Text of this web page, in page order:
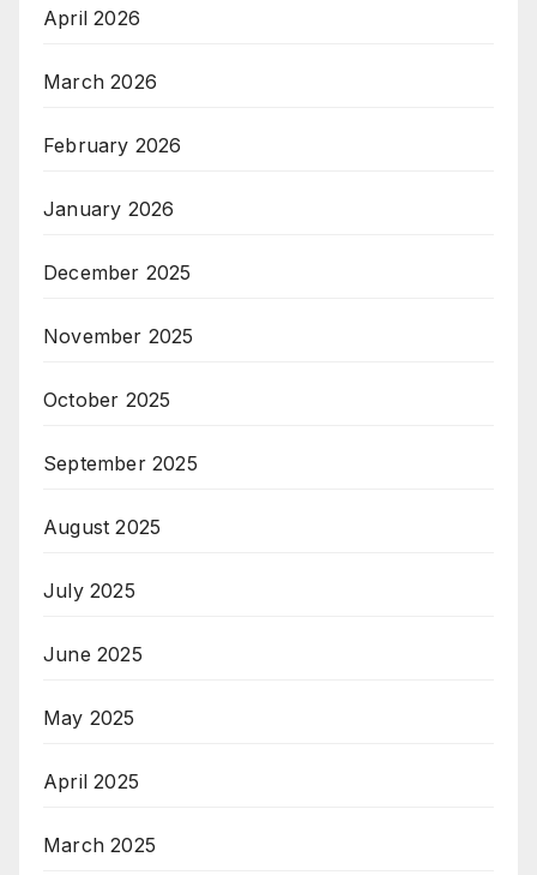
April 2026
March 2026
February 2026
January 2026
December 2025
November 2025
October 2025
September 2025
August 2025
July 2025
June 2025
May 2025
April 2025
March 2025